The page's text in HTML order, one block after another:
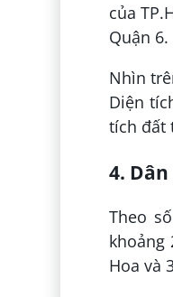
của
Quận 6.
Nhìn
Diện
tích đất
4.
Theo
khoảng
Hoa và